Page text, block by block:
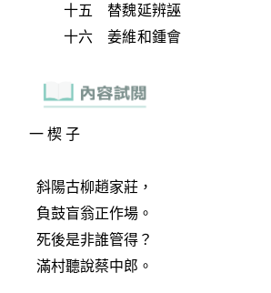
十五 替魏延辨誣
十六 姜維和鍾會